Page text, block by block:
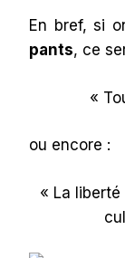
En bref, si
pants, ce
«
ou encore :
« La